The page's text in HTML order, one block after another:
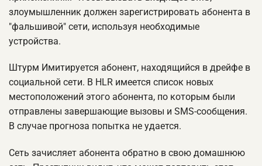
злоумышленник должен зарегистрировать абонента в
"фальшивой" сети, используя необходимые
устройства.
Штурм Имитируется абонент, находящийся в дрейфе в
социальной сети. В HLR имеется список новых
местоположений этого абонента, по которым были
отправлены завершающие вызовы и SMS-сообщения.
В случае прогноза попытка не удается.
Сеть зачисляет абонента обратно в свою домашнюю